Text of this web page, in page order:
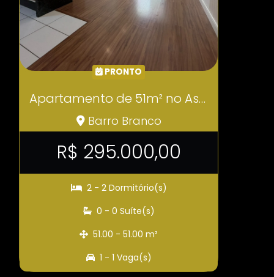
PRONTO
Apartamento de 51m² no Astoria Residence III COD630
Barro Branco
R$ 295.000,00
2 - 2 Dormitório(s)
0 - 0 Suíte(s)
51.00 - 51.00 m²
1 - 1 Vaga(s)